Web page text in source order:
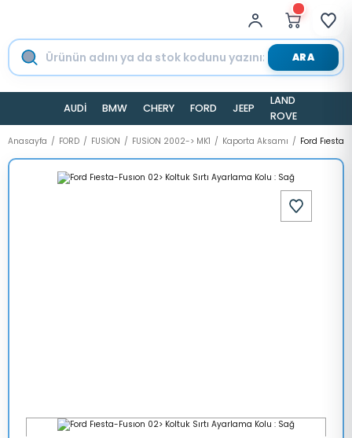
ARA
AUDİ BMW CHERY FORD JEEP
LAND
ROVER
Anasayfa FORD FUSİON FUSİON 2002-> MK1 Kaporta Aksamı Ford